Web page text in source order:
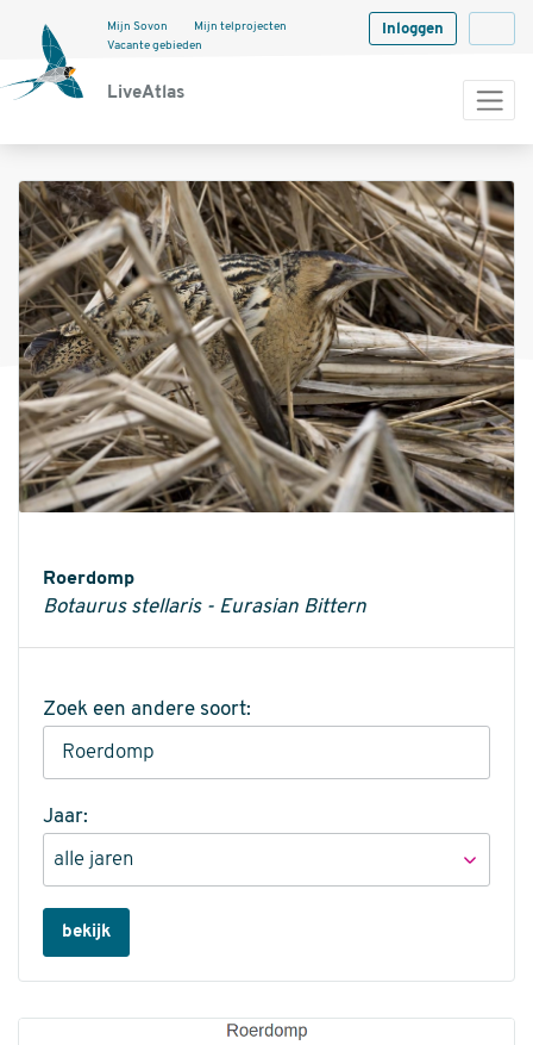
LiveAtlas
Mijn Sovon
Mijn telprojecten
Vacante gebieden
Inloggen
Roerdomp
Botaurus stellaris - Eurasian Bittern
Zoek een andere soort:
Jaar:
bekijk